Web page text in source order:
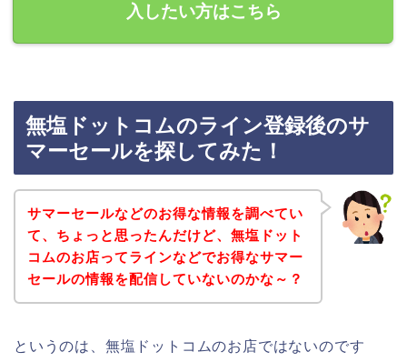
入したい方はこちら
無塩ドットコムのライン登録後のサ
マーセールを探してみた！
サマーセールなどのお得な情報を調べてい
て、ちょっと思ったんだけど、無塩ドット
コムのお店ってラインなどでお得なサマー
セールの情報を配信していないのかな～？
というのは、無塩ドットコムのお店ではないのです